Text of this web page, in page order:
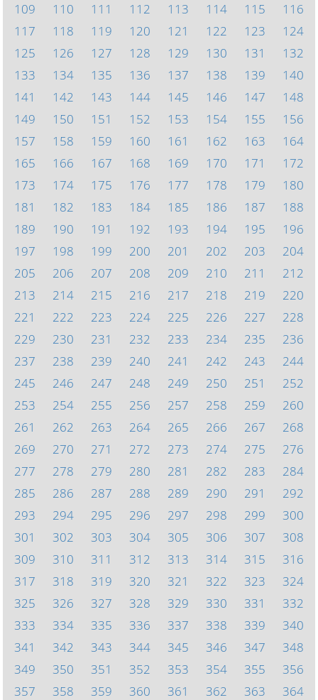
109
110 111 112 113 114 115
116
117
118 119 120 121 122 123
124
125
126 127 128 129 130 131
132
133
134 135 136 137 138 139
140
141
142 143 144 145 146 147
148
149
150 151 152 153 154 155
156
157
158 159 160 161 162 163
164
165
166 167 168 169 170 171
172
173
174 175 176 177 178 179
180
181
182 183 184 185 186 187
188
189
190 191 192 193 194 195
196
197
198 199 200 201 202 203
204
205
206 207 208 209 210 211
212
213
214 215 216 217 218 219
220
221
222 223 224 225 226 227
228
229
230 231 232 233 234 235
236
237
238 239 240 241 242 243
244
245
246 247 248 249 250 251
252
253
254 255 256 257 258 259
260
261
262 263 264 265 266 267
268
269
270 271 272 273 274 275
276
277
278 279 280 281 282 283
284
285
286 287 288 289 290 291
292
293
294 295 296 297 298 299
300
301
302 303 304 305 306 307
308
309
310 311 312 313 314 315
316
317
318 319 320 321 322 323
324
325
326 327 328 329 330 331
332
333
334 335 336 337 338 339
340
341
342 343 344 345 346 347
348
349
350 351 352 353 354 355
356
357
358 359 360 361 362 363 364